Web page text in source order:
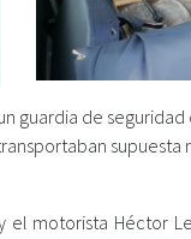
guardia de
el motorista Héctor